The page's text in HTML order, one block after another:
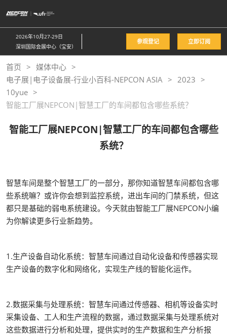
接
跳
至
内
容
2026年10月27-29日
深圳国际会展中心（宝安）
参观登记 立即订阅
首页
媒体中心
电子展|电子设备展-行业小百科-NEPCON ASIA
2023
10yue
智能工厂展NEPCON|智慧工厂的车间都包含哪些系统？
智能工厂展NEPCON|智慧工厂的车间都包含哪些
系统？
智慧车间是整个智慧工厂的一部分，那你知道智慧车间都包含哪
些系统嘛？或许你会想到监控系统，进出车间的门禁系统，但这
都只是基础的弱电系统建设。今天就由智能工厂展NEPCON小编
为你解读更多行业新趋势。
1.生产设备自动化系统：智慧车间通过自动化设备和传感器实现
生产设备的数字化和网络化，实现生产线的智能化运作。
2.数据采集与处理系统：智慧车间通过传感器、相机等设备实时
采集设备、工人和生产流程的数据，通过数据采集与处理系统对
这些数据进行分析和处理，提供实时的生产数据和生产分析报